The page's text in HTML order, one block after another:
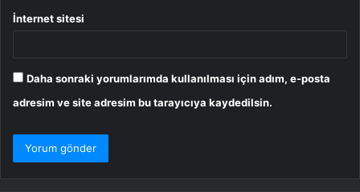
İnternet sitesi
Daha sonraki yorumlarımda kullanılması için adım, e-posta
adresim ve site adresim bu tarayıcıya kaydedilsin.